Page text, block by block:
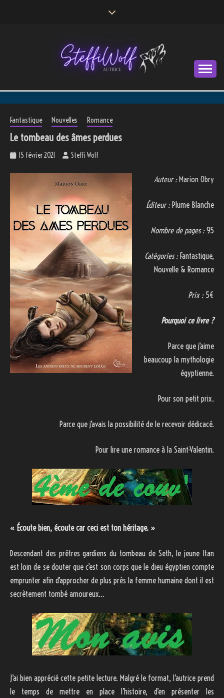
STEFFI WOLF
Fantastique Nouvelles Romance
Le tombeau des âmes perdues
15 février 2021 Steffi Wolf
Auteur :Marion Obry
Éditeur : Plume Blanche
Nombre de pages :95
Catégories : Fantastique,
Nouvelle & Romance
Prix :5€
Pourquoi ce livre ?
Parce que j’aime
beaucoup la mythologie
égyptienne.
Pour son petit prix.
Parce que j’avais la possibilité de le recevoir dédicacé.
Pour lire une romance à la Saint-Valentin.
« Écoute bien, écoute car ceci est ton héritage. »
Descendant des prêtres gardiens du tombeau de Seth, le jeune Itan
est loin de se douter que c’est son corps que le dieu égyptien compte
emprunter afin d’approcher de plus près la femme humaine dont il est
secrètement tombé amoureux…
J’ai bien apprécié cette petite lecture. Malgré le format, l’autrice prend
le temps de mettre en place l’histoire, d’en présenter les